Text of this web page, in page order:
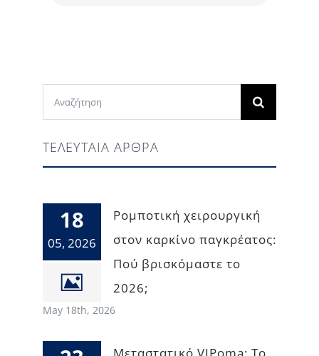
Search
for:
ΤΕΛΕΥΤΑΙΑ ΑΡΘΡΑ
18
05, 2026
Ρομποτική χειρουργική
στον καρκίνο παγκρέατος:
Πού βρισκόμαστε το
2026;
May 18th, 2026